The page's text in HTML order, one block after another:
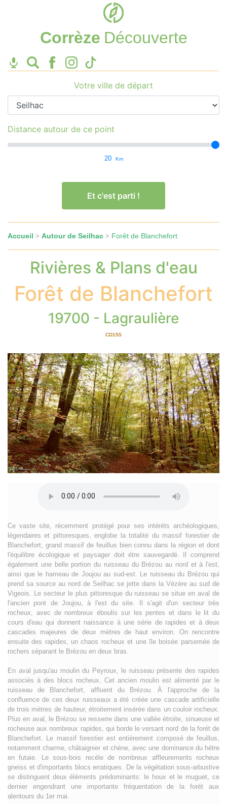
Corrèze Découverte
Votre ville de départ
Distance autour de ce point
20 Km
Et c'est parti !
Accueil > Autour de Seilhac > Forêt de Blanchefort
Rivières & Plans d'eau
Forêt de Blanchefort
19700 - Lagraulière
CD155
Ce vaste site, récemment protégé pour ses intéréts archéologiques,
légendaires et pittoresques, englobe la totalité du massif forestier de
Blanchefort, grand massif de feuillus bien connu dans la région et dont
l'équilibre écologique et paysager doit étre sauvegardé. Il comprend
également une belle portion du ruisseau du Brézou au nord et à l'est,
ainsi que le hameau de Joujou au sud-est. Le ruisseau du Brézou qui
prend sa source au nord de Seilhac se jette dans la Vézère au sud de
Vigeois. Le secteur le plus pittoresque du ruisseau se situe en aval de
l'ancien pont de Joujou, à l'est du site. Il s'agit d'un secteur très
rocheux, avec de nombreux éboulis sur les pentes et dans le lit du
cours d'eau qui donnent naissance à une série de rapides et à deux
cascades majeures de deux mètres de haut environ. On rencontre
ensuite des rapides, un chaos rocheux et une île boisée parsemée de
rochers séparant le Brézou en deux bras.
En aval jusqu'au moulin du Peyroux, le ruisseau présente des rapides
associés à des blocs rocheux. Cet ancien moulin est alimenté par le
ruisseau de Blanchefort, affluent du Brézou. À l'approche de la
confluence de ces deux ruisseaux a été créée une cascade artificielle
de trois mètres de hauteur, étroitement insérée dans un couloir rocheux.
Plus en aval, le Brézou se resserre dans une vallée étroite, sinueuse et
rocheuse aux nombreux rapides, qui borde le versant nord de la forét de
Blanchefort. Le massif forestier est entièrement composé de feuillus,
notamment charme, châtaignier et chéne, avec une dominance du hétre
en futaie. Le sous-bois recèle de nombreux affleurements rocheux
gneiss et d'importants blocs erratiques. De la végétation sous-arbustive
se distinguent deux éléments prédominants: le houx et le muguet, ce
dernier engendrant une importante fréquentation de la forét aux
alentours du 1er mai.